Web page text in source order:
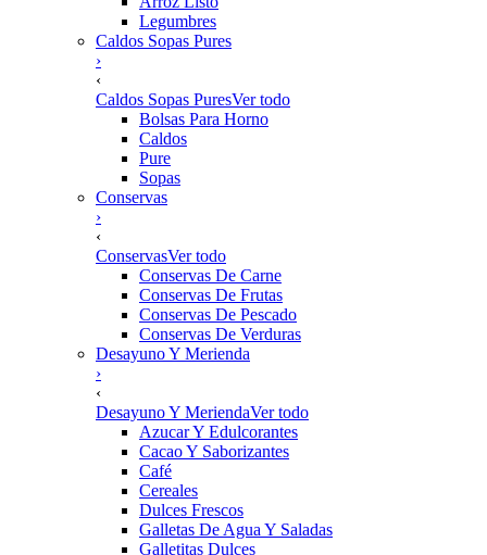
Legumbres
Caldos Sopas Pures
›
‹
Caldos Sopas PuresVer todo
Bolsas Para Horno
Caldos
Pure
Sopas
Conservas
›
‹
ConservasVer todo
Conservas De Carne
Conservas De Frutas
Conservas De Pescado
Conservas De Verduras
Desayuno Y Merienda
›
‹
Desayuno Y MeriendaVer todo
Azucar Y Edulcorantes
Cacao Y Saborizantes
Café
Cereales
Dulces Frescos
Galletas De Agua Y Saladas
Galletitas Dulces